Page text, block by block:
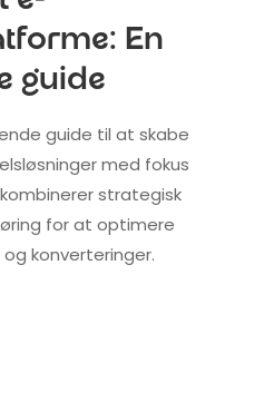
En
guide
guide til at skabe
med fokus
strategisk
for at optimere
konverteringer.